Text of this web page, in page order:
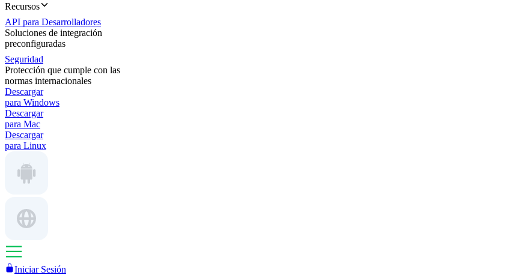
Recursos
API para Desarrolladores
Soluciones de integración
preconfiguradas
Seguridad
Protección que cumple con las
normas internacionales
Descargar
para Windows
Descargar
para Mac
Descargar
para Linux
Iniciar Sesión